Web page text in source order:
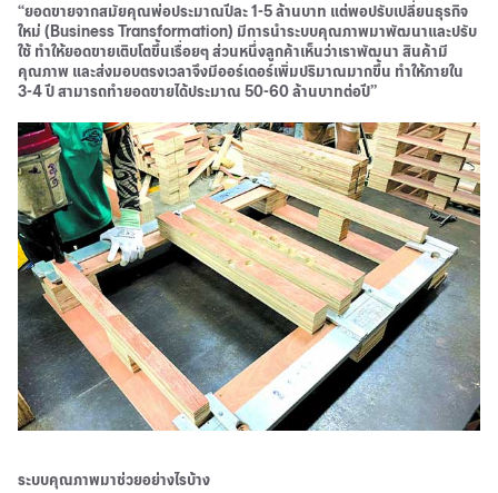
“ยอดขายจากสมัยคุณพ่อประมาณปีละ 1-5 ล้านบาท แต่พอปรับเปลี่ยนธุรกิจ
ใหม่ (Business Transformation) มีการนำระบบคุณภาพมาพัฒนาและปรับ
ใช้ ทำให้ยอดขายเติบโตขึ้นเรื่อยๆ ส่วนหนึ่งลูกค้าเห็นว่าเราพัฒนา สินค้ามี
คุณภาพ และส่งมอบตรงเวลาจึงมีออร์เดอร์เพิ่มปริมาณมากขึ้น ทำให้ภายใน
3-4 ปี สามารถทำยอดขายได้ประมาณ 50-60 ล้านบาทต่อปี”
ระบบคุณภาพมาช่วยอย่างไรบ้าง